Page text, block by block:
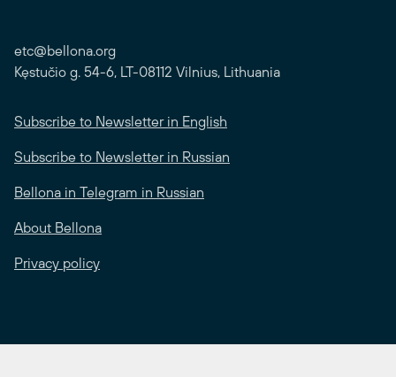
etc@bellona.org
Kęstučio g. 54-6, LT-08112 Vilnius, Lithuania
Subscribe to Newsletter in English
Subscribe to Newsletter in Russian
Bellona in Telegram in Russian
About Bellona
Privacy policy